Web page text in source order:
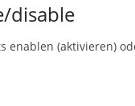
disable
enablen (aktivieren)